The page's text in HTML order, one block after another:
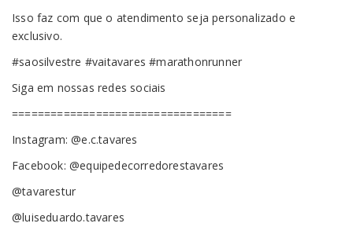
Isso faz com que o atendimento seja personalizado e
exclusivo.
#saosilvestre #vaitavares #marathonrunner
Siga em nossas redes sociais
==================================
Instagram: @e.c.tavares
Facebook: @equipedecorredorestavares
@tavarestur
@luiseduardo.tavares